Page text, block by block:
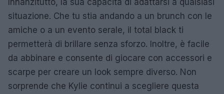
situazione. Che tu stia andando a un brunch con le
amiche o a un evento serale, il total black ti
permetterà di brillare senza sforzo. Inoltre, è facile
da abbinare e consente di giocare con accessori e
scarpe per creare un look sempre diverso. Non
sorprende che Kylie continui a scegliere questa